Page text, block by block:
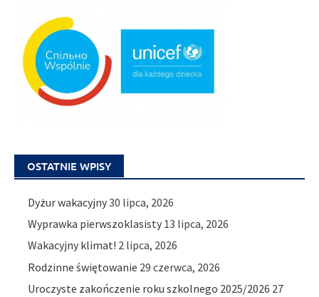
OSTATNIE WPISY
Dyżur wakacyjny30 lipca, 2026
Wyprawka pierwszoklasisty 13 lipca, 2026
Wakacyjny klimat! 2 lipca, 2026
Rodzinne świętowanie 29 czerwca, 2026
Uroczyste zakończenie roku szkolnego 2025/2026 27